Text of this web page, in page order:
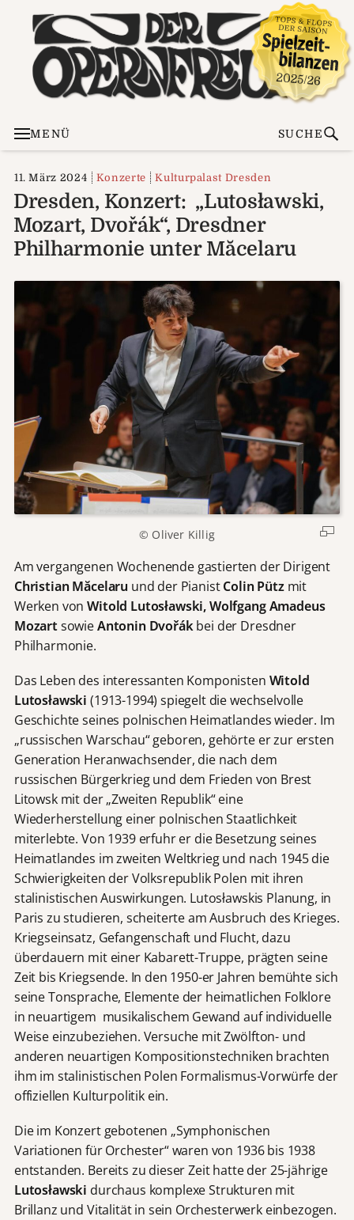
MENÜ SUCHE
11. März 2024 Konzerte Kulturpalast Dresden
Dresden, Konzert: „Lutosławski,
Mozart, Dvořák“, Dresdner
Philharmonie unter Măcelaru
© Oliver Killig
Am vergangenen Wochenende gastierten der Dirigent
Christian Măcelaru und der PianistColin Pützmit
Werken vonWitold Lutosławski, Wolfgang Amadeus
MozartsowieAntonin Dvořákbei der Dresdner
Philharmonie.
Das Leben des interessanten Komponisten Witold
Lutosławski (1913-1994) spiegelt die wechselvolle
Geschichte seines polnischen Heimatlandes wieder. Im
„russischen Warschau“ geboren, gehörte er zur ersten
Generation Heranwachsender, die nach dem
russischen Bürgerkrieg und dem Frieden von Brest
Litowsk mit der „Zweiten Republik“ eine
Wiederherstellung einer polnischen Staatlichkeit
miterlebte. Von 1939 erfuhr er die Besetzung seines
Heimatlandes im zweiten Weltkrieg und nach 1945 die
Schwierigkeiten der Volksrepublik Polen mit ihren
stalinistischen Auswirkungen. Lutosławskis Planung, in
Paris zu studieren, scheiterte am Ausbruch des Krieges.
Kriegseinsatz, Gefangenschaft und Flucht, dazu
überdauern mit einer Kabarett-Truppe, prägten seine
Zeit bis Kriegsende. In den 1950-er Jahren bemühte sich
seine Tonsprache, Elemente der heimatlichen Folklore
in neuartigem musikalischem Gewand auf individuelle
Weise einzubeziehen. Versuche mit Zwölfton- und
anderen neuartigen Kompositionstechniken brachten
ihm im stalinistischen Polen Formalismus-Vorwürfe der
offiziellen Kulturpolitik ein.
Die im Konzert gebotenen „Symphonischen
Variationen für Orchester“ waren von 1936 bis 1938
entstanden. Bereits zu dieser Zeit hatte der 25-jährige
Lutosławski durchaus komplexe Strukturen mit
Brillanz und Vitalität in sein Orchesterwerk einbezogen.